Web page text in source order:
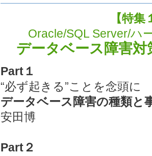
【特集
Oracle/SQL Server/ハ
データベース障害
Part１
“必ず起きる”ことを念頭に
データベース障害の種類と
安田博
Part２